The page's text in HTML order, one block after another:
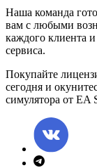
Наша команда
вам с любыми
каждого клиента
сервиса.
Покупайте
сегодня и
симулятора от EA